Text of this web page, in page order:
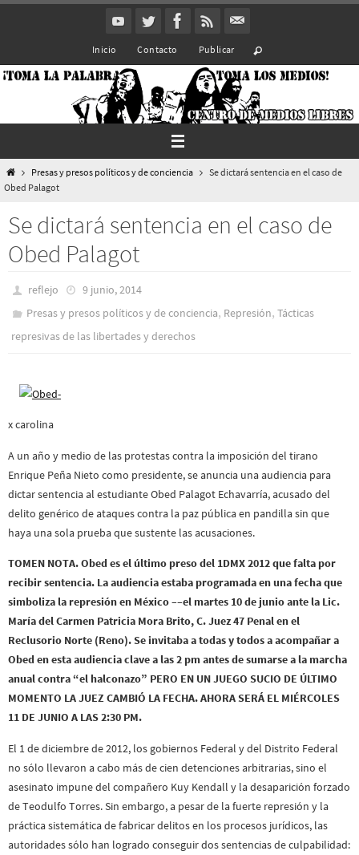
Inicio Contacto Publicar
InicioPresas y presos polí­ticos y de conciencia
Se dictará sentencia en el caso de
Obed Palagot
Se dictará sentencia en el caso de
Obed Palagot
reflejo
9 junio, 2014
Presas y presos polí­ticos y de conciencia, Represión,Tácticas
represivas de las libertades y derechos
x carolina
A un año y medio de las protestas contra la imposición del tirano
Enrique Peña Nieto como presidente, se anuncia una audiencia para
dictar sentencia al estudiante Obed Palagot Echavarría, acusado del
delito genérico de ataques contra la paz pública en pandilla sin que
haya una sola prueba que sustente las acusaciones.
TOMEN NOTA. Obed es el último preso del 1DMX 2012 que falta por
recibir sentencia. La audiencia estaba programada en una fecha que
simboliza la represión en México ––el martes 10 de junio ante la Lic.
María del Carmen Patricia Mora Brito, C. Juez 47 Penal en el
Reclusorio Norte (Reno). Se invitaba a todas y todos a acompañar a
Obed en esta audiencia clave a las 2 pm antes de sumarse a la marcha
anual contra “el halconazo” PERO EN UN JUEGO SUCIO DE ÚLTIMO
MOMENTO LA JUEZ CAMBIÓ LA FECHA. AHORA SERÁ EL MIÉRCOLES
11 DE JUNIO A LAS 2:30 PM.
El 1 de diciembre de 2012, los gobiernos Federal y del Distrito Federal
no sólo llevaron a cabo más de cien detenciones arbitrarias, sino el
asesinato impune del compañero Kuy Kendall y la desaparición forzado
de Teodulfo Torres. Sin embargo, a pesar de la fuerte represión y la
práctica sistemática de fabricar delitos en los procesos jurídicos, las
autoridades sólo han logrado conseguir dos sentencias de culpabilidad: